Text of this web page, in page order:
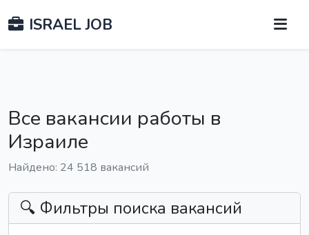
ISRAEL JOB
Все вакансии работы в
Израиле
Найдено: 24 518 вакансий
🔍 Фильтры поиска вакансий